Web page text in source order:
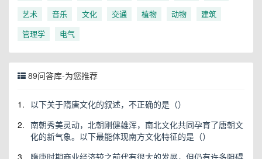
艺术
音乐 文化 交通 植物 动物
建筑
管理学
电气
89问答库-为您推荐
1. 以下关于隋唐文化的叙述，不正确的是（）
2. 南朝秀美灵动，北朝刚健雄浑，南北文化共同孕育了唐朝文
化的新气象。以下最能体现南方文化特征的是（）
3. 隋唐时期商业经济较之前代有很大的发展，但仍有许多阻碍